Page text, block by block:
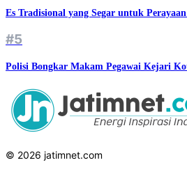
Es Tradisional yang Segar untuk
#5
Polisi Bongkar Makam Pegawai Kejari
© 2026 jatimnet.com